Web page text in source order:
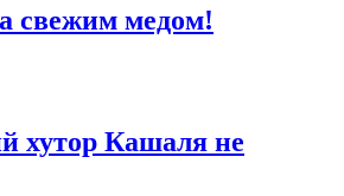
свежим медом!
хутор Кашаля не